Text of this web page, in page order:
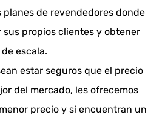
de revendedores donde
propios clientes y obtener
escala.
estar seguros que el precio
del mercado, les ofrecemos
precio y si encuentran un